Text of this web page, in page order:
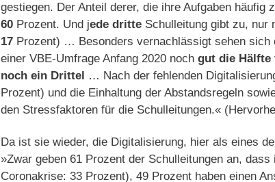
gestiegen. Der Anteil derer, die ihre Aufgaben
60 Prozent. Und jede dritte Schulleitung gibt zu, nur
17 Prozent) … Besonders vernachlässigt sehen
einer VBE-Umfrage Anfang 2020 noch gut die Hälfte
noch ein Drittel … Nach der fehlenden
Prozent) und die Einhaltung der Abstandsregeln
den Stressfaktoren für die Schulleitungen.«
Da ist sie wieder, die Digitalisierung, hier als eines
»Zwar geben 61 Prozent der Schulleitungen an,
Coronakrise: 33 Prozent), 49 Prozent haben einen